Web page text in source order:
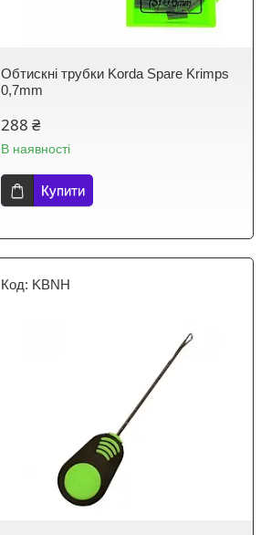
Обтискні трубки Korda Spare Krimps
0,7mm
288 ₴
В наявності
Купити
KBNH